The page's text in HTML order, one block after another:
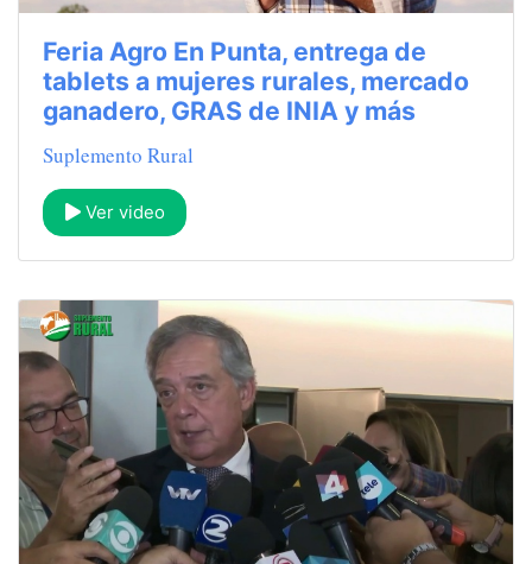
Feria Agro En Punta, entrega de
tablets a mujeres rurales, mercado
ganadero, GRAS de INIA y más
Suplemento Rural
Ver video